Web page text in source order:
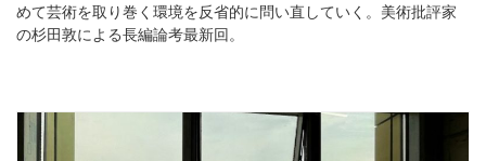
めて芸術を取り巻く環境を反省的に問い直していく。美術批評家
の杉田敦による長編論考最新回。